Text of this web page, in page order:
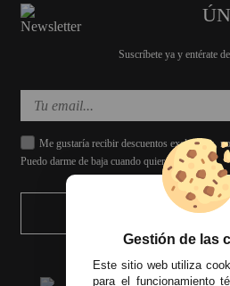
Suscríbete ya y entérate
Me gustaría recibir descuentos exclusivos,
Puedo darme de baja cuando quiera.
ENVIAR
Gestión de las
Este sitio web utiliza
para el funcionamiento